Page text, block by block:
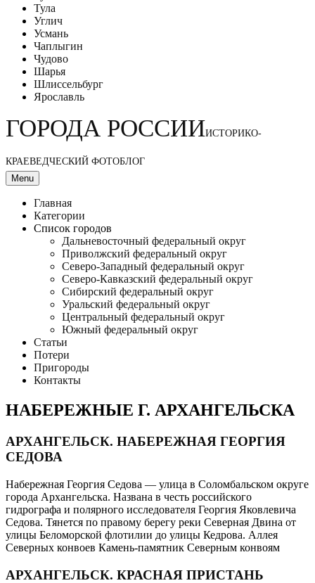
Тула
Углич
Усмань
Чаплыгин
Чудово
Шарья
Шлиссельбург
Ярославль
ГОРОДА РОССИИИСТОРИКО-
КРАЕВЕДЧЕСКИЙ ФОТОБЛОГ
Menu
Главная
Категории
Список городов
Дальневосточный федеральный округ
Приволжский федеральный округ
Северо-Западный федеральный округ
Северо-Кавказский федеральный округ
Сибирский федеральный округ
Уральский федеральный округ
Центральный федеральный округ
Южный федеральный округ
Статьи
Потери
Пригороды
Контакты
НАБЕРЕЖНЫЕ Г. АРХАНГЕЛЬСКА
АРХАНГЕЛЬСК. НАБЕРЕЖНАЯ ГЕОРГИЯ
СЕДОВА
Набережная Георгия Седова​ — улица в Соломбальском округе
города Архангельска. Названа в честь российского
гидрографа и полярного исследователя Георгия Яковлевича
Седова. Тянется по правому берегу реки Северная Двина от
улицы Беломорской флотилии до улицы Кедрова. Аллея
Северных конвоев Камень-памятник Северным конвоям
АРХАНГЕЛЬСК. КРАСНАЯ ПРИСТАНЬ